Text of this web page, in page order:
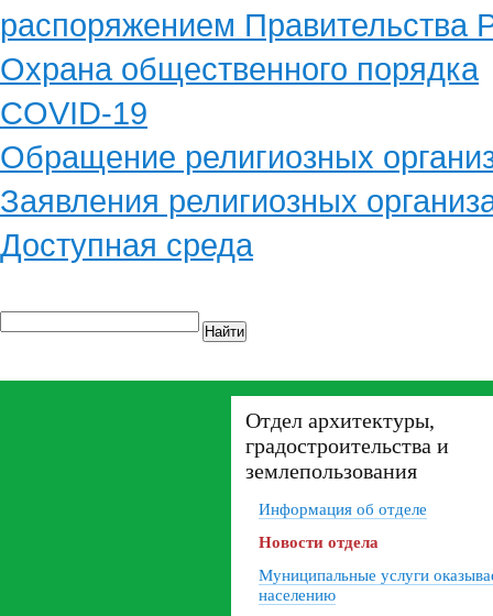
распоряжением
Охрана общественного порядка
COVID-19
Обращение религиозных
Заявления религиозных
Доступная среда
Найти
Отдел архитектуры,
градостроительства и
землепользования
Информация об отделе
Новости отдела
Муниципальные услуги
населению